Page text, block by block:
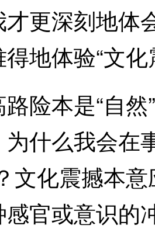
更深刻地体
地体验“文
本是“自然”
什么我会在
文化震撼本
官或意识的